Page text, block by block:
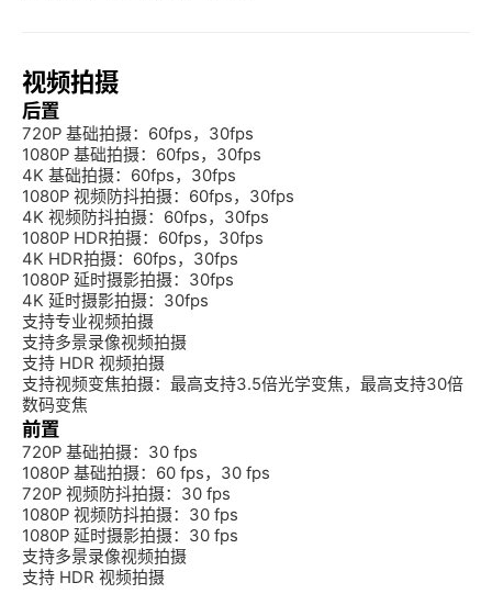
视频拍摄
后置
720P 基础拍摄：60fps，30fps
1080P 基础拍摄：60fps，30fps
4K 基础拍摄：60fps，30fps
1080P 视频防抖拍摄：60fps，30fps
4K 视频防抖拍摄：60fps，30fps
1080P HDR拍摄：60fps，30fps
4K HDR拍摄：60fps，30fps
1080P 延时摄影拍摄：30fps
4K 延时摄影拍摄：30fps
支持专业视频拍摄
支持多景录像视频拍摄
支持 HDR 视频拍摄
支持视频变焦拍摄：最高支持3.5倍光学变焦，最高支持30倍
数码变焦
前置
720P 基础拍摄：30 fps
1080P 基础拍摄：60 fps，30 fps
720P 视频防抖拍摄：30 fps
1080P 视频防抖拍摄：30 fps
1080P 延时摄影拍摄：30 fps
支持多景录像视频拍摄
支持 HDR 视频拍摄